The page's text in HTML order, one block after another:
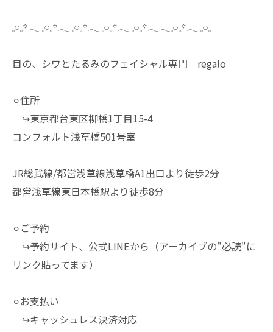
𓈒𓏸𓈒꙳𓂃 𓈒𓏸𓈒꙳𓂃 𓈒𓏸𓈒꙳𓂃 𓈒𓏸𓈒꙳𓂃 𓈒𓏸𓈒꙳𓂃𓂃𓈒𓏸𓈒꙳𓂃 𓈒𓏸𓈒
目の、シワとたるみのフェイシャル専門 regalo
⚪︎住所
↪︎東京都台東区柳橋1丁目15-4
コンフォルト浅草橋501号室
JR総武線/都営浅草線浅草橋A1出口より徒歩2分
都営浅草線東日本橋駅より徒歩8分
⚪︎ご予約
↪︎予約サイト、公式LINEから（アーカイブの"必読"に
リンク貼ってます）
⚪︎お支払い
↪︎キャッシュレス決済対応